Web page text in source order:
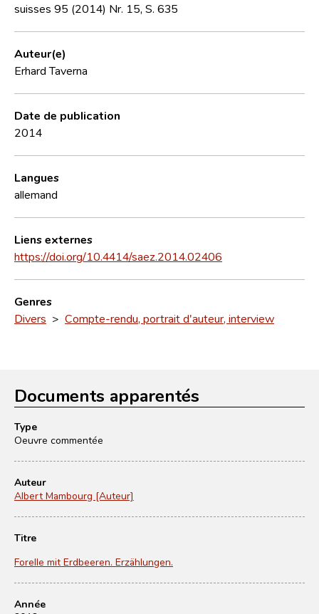
suisses 95 (2014) Nr. 15, S. 635
Auteur(e)
Erhard Taverna
Date de publication
2014
Langues
allemand
Liens externes
https://doi.org/10.4414/saez.2014.02406
Genres
Divers > Compte-rendu, portrait d'auteur, interview
Documents apparentés
Type
Oeuvre commentée
Auteur
Albert Mambourg [Auteur]
Titre
Forelle mit Erdbeeren. Erzählungen.
Année